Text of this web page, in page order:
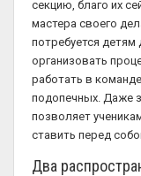
секцию, благо их
мастера своего
потребуется
организовать
работать в
подопечных. Даже
позволяет
ставить перед
Два